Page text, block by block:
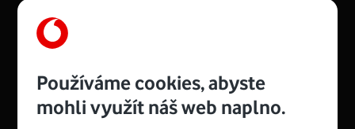
Používáme cookies, abyste
mohli využít náš web naplno.